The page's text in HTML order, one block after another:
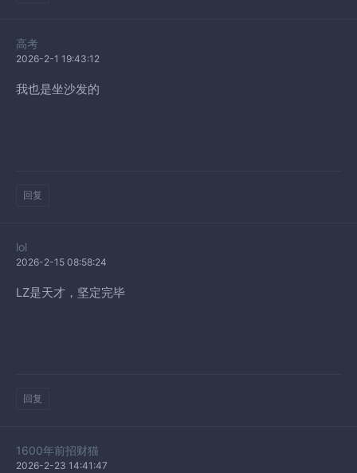
高考
2026-2-1 19:43:12
我也是坐沙发的
回复
lol
2026-2-15 08:58:24
LZ是天才，坚定完毕
回复
1600年前招财猫
2026-2-23 14:41:47